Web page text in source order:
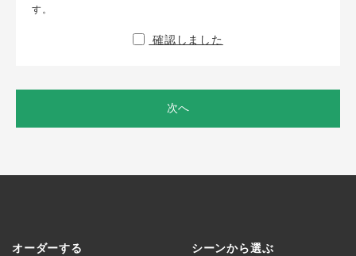
す。
確認しました
次へ
オーダーする シーンから選ぶ